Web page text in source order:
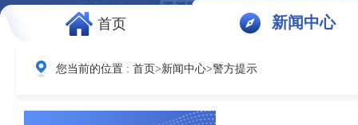
首页 新闻中心
您当前的位置 : 首页>新闻中心>警方提示